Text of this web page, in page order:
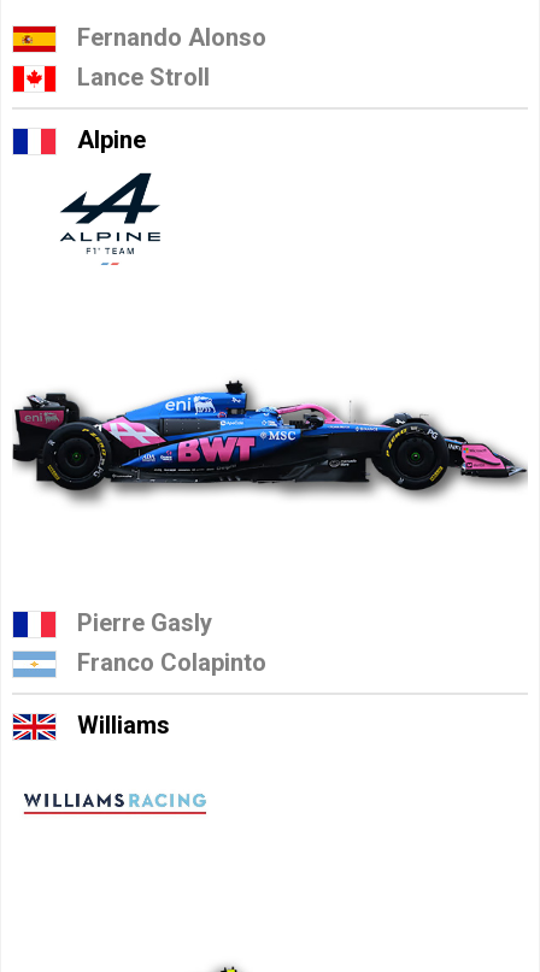
Fernando Alonso
Lance Stroll
Alpine
Pierre Gasly
Franco Colapinto
Williams